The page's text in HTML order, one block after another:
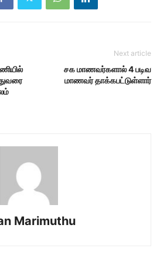
Next article
சக மாணவர்களால் 4 படிவ
மாணவர் தாக்கபட்டுள்ளார்
Marimuthu